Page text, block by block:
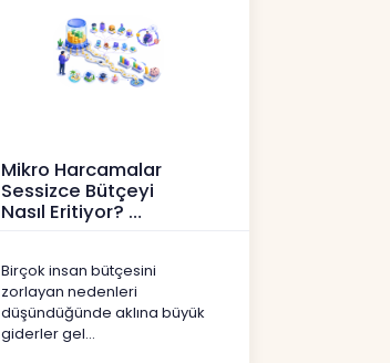
Mikro Harcamalar
Sessizce Bütçeyi
Nasıl Eritiyor?
Birçok insan bütçesini
zorlayan nedenleri
düşündüğünde aklına büyük
giderler gel...